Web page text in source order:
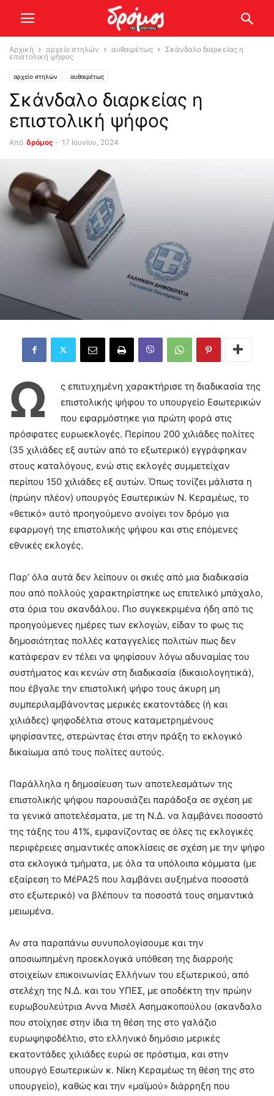
Αρχική αρχείο στηλών αυθαιρέτως
Σκάνδαλο διαρκείας η
επιστολική ψήφος
αρχείο στηλών αυθαιρέτως
Σκάνδαλο διαρκείας η
επιστολική ψήφος
Από δρόμος - 17 Ιουνίου, 2024
Ω
ς επιτυχημένη χαρακτήρισε τη διαδικασία της
επιστολικής ψήφου το υπουργείο Εσωτερικών
που εφαρμόστηκε για πρώτη φορά στις
πρόσφατες ευρωεκλογές. Περίπου 200 χιλιάδες πολίτες
(35 χιλιάδες εξ αυτών από το εξωτερικό) εγγράφηκαν
στους καταλόγους, ενώ στις εκλογές συμμετείχαν
περίπου 150 χιλιάδες εξ αυτών. Όπως τονίζει μάλιστα η
(πρώην πλέον) υπουργός Εσωτερικών Ν. Κεραμέως, το
«θετικό» αυτό προηγούμενο ανοίγει τον δρόμο για
εφαρμογή της επιστολικής ψήφου και στις επόμενες
εθνικές εκλογές.
Παρ’ όλα αυτά δεν λείπουν οι σκιές από μια διαδικασία
που από πολλούς χαρακτηρίστηκε ως επιτελικό μπάχαλο,
στα όρια του σκανδάλου. Πιο συγκεκριμένα ήδη από τις
προηγούμενες ημέρες των εκλογών, είδαν το φως τις
δημοσιότητας πολλές καταγγελίες πολιτών πως δεν
κατάφεραν εν τέλει να ψηφίσουν λόγω αδυναμίας του
συστήματος και κενών στη διαδικασία (δικαιολογητικά),
που έβγαλε την επιστολική ψήφο τους άκυρη μη
συμπεριλαμβάνοντας μερικές εκατοντάδες (ή και
χιλιάδες) ψηφοδέλτια στους καταμετρημένους
ψηφίσαντες, στερώντας έτσι στην πράξη το εκλογικό
δικαίωμα από τους πολίτες αυτούς.
Παράλληλα η δημοσίευση των αποτελεσμάτων της
επιστολικής ψήφου παρουσιάζει παράδοξα σε σχέση με
τα γενικά αποτελέσματα, με τη Ν.Δ. να λαμβάνει ποσοστό
της τάξης του 41%, εμφανίζοντας σε όλες τις εκλογικές
περιφέρειες σημαντικές αποκλίσεις σε σχέση με την ψήφο
στα εκλογικά τμήματα, με όλα τα υπόλοιπα κόμματα (με
εξαίρεση το ΜέΡΑ25 που λαμβάνει αυξημένα ποσοστά
στο εξωτερικό) να βλέπουν τα ποσοστά τους σημαντικά
μειωμένα.
Αν στα παραπάνω συνυπολογίσουμε και την
αποσιωπημένη προεκλογικά υπόθεση της διαρροής
στοιχείων επικοινωνίας Ελλήνων του εξωτερικού, από
στελέχη της Ν.Δ. και του ΥΠΕΣ, με αποδέκτη την πρώην
ευρωβουλεύτρια Αννα Μισέλ Ασημακοπούλου (σκανδαλο
που στοίχησε στην ίδια τη θέση της στο γαλάζιο
ευρωψηφοδέλτιο, στο ελληνικό δημόσιο μερικές
εκατοντάδες χιλιάδες ευρώ σε πρόστιμα, και στην
υπουργό Εσωτερικών κ. Νίκη Κεραμέως τη θέση της στο
υπουργείο), καθώς και την «μαϊμού» διάρρηξη που